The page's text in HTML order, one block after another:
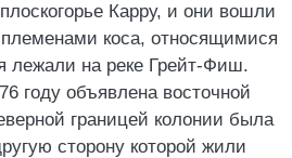
Карру, и они вошли
коса, относящимися
лежали на реке Грейт-Фиш.
году объявлена восточной
границей колонии была
сторону которой жили